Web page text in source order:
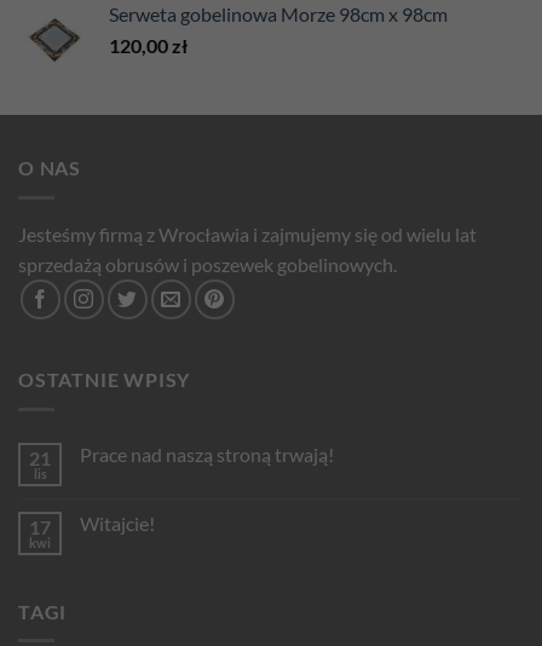
Serweta gobelinowa Morze 98cm x 98cm
120,00 zł
O NAS
Jesteśmy firmą z Wrocławia i zajmujemy się od wielu lat
sprzedażą obrusów i poszewek gobelinowych.
OSTATNIE WPISY
21
lis
Prace nad naszą stroną trwają!
Prace
17
kwi
Witajcie!
TAGI